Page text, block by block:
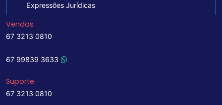
Expressões Jurídicas
Vendas
67 3213 0810
67 99839 3633
Suporte
67 3213 0810